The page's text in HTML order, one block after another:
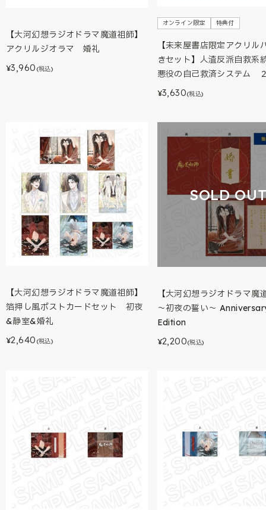
【大河幻想ラジオドラマ魔道祖師】
アクリルジオラマ 婚礼
¥3,960 (税込)
オンライン限定 特典付
【未来屋書店限定アクリル
きセット】人渣反派自救
悪役の自己救済システム
¥3,630(税込)
【大河幻想ラジオドラマ魔道祖師】
箔押し風ポストカードセット 初夜
&静室&婚礼
¥2,640 (税込)
SOLD
【大河幻想ラジオドラマ魔
～初夜の誓い～
Edition
¥2,200(税込)